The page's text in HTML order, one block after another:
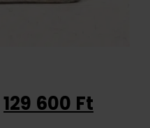
129 600 Ft